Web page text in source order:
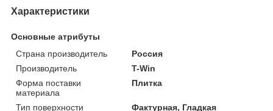
Характеристики
Основные атрибуты
Страна производитель
Россия
Производитель
T-Win
Форма поставки
материала
Плитка
Тип поверхности
Фактурная, Гладкая